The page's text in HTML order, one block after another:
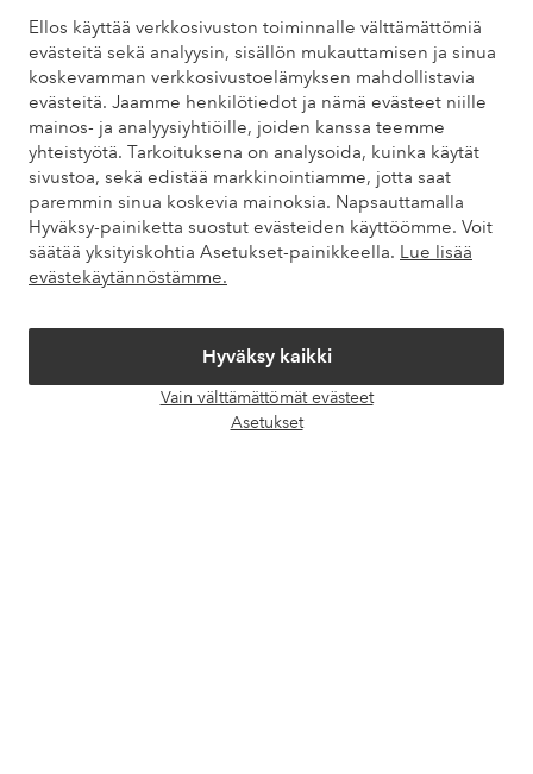
Ellos käyttää verkkosivuston toiminnalle välttämättömiä
evästeitä sekä analyysin, sisällön mukauttamisen ja sinua
koskevamman verkkosivustoelämyksen mahdollistavia
evästeitä. Jaamme henkilötiedot ja nämä evästeet niille
mainos- ja analyysiyhtiöille, joiden kanssa teemme
yhteistyötä. Tarkoituksena on analysoida, kuinka käytät
sivustoa, sekä edistää markkinointiamme, jotta saat
paremmin sinua koskevia mainoksia. Napsauttamalla
Hyväksy-painiketta suostut evästeiden käyttöömme. Voit
säätää yksityiskohtia Asetukset-painikkeella. Lue lisää
evästekäytännöstämme.
Hyväksy kaikki
Vain välttämättömät evästeet
Asetukset
Tarvitsetko apua?
Löydät vastaukset useimmin kysyttyihin kysymyksiin usein
kysytyistä kysymyksistä. Löydät myös tietoa siitä, miten voit ottaa
meihin yhteyttä.
Asiakaspalvelu Tilaukset Maksutavat
Omat sivut
Tietoa Elloksesta